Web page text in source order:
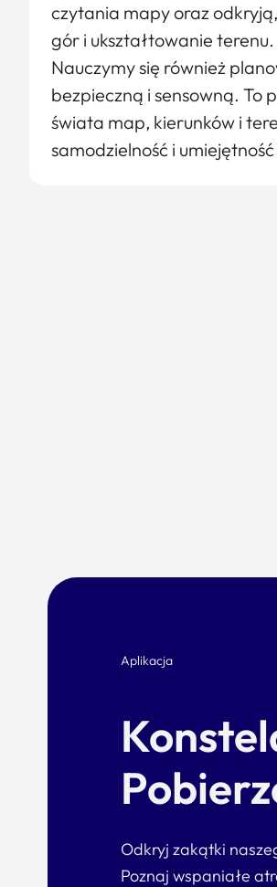
czytania mapy oraz
gór i ukształtowanie terenu.
Nauczymy się również
bezpieczną i sensowną. To
świata map, kierunków i
samodzielność i
Aplikacja
Odkryj zakątki
Poznaj wspaniałe